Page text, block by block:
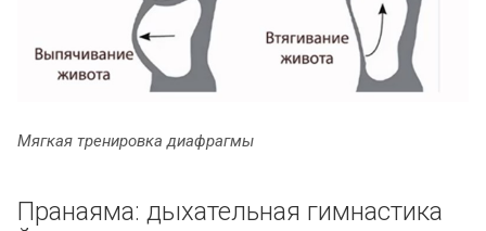
Мягкая тренировка диафрагмы
Пранаяма: дыхательная гимнастика